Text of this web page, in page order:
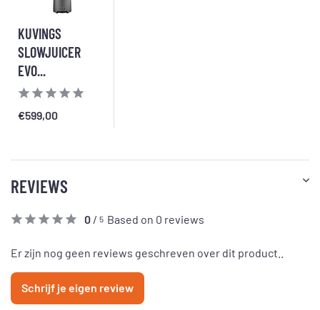
KUVINGS
SLOWJUICER
EVO...
€599,00
REVIEWS
0 / 5 Based on 0 reviews
Er zijn nog geen reviews geschreven over dit product..
Schrijf je eigen review